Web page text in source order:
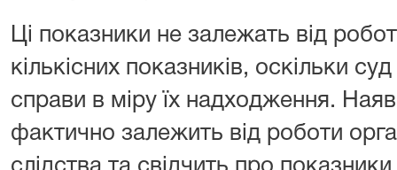
Ці показники не залежать від
кількісних показників, оскільки
справи в міру їх надходження.
фактично залежить від роботи